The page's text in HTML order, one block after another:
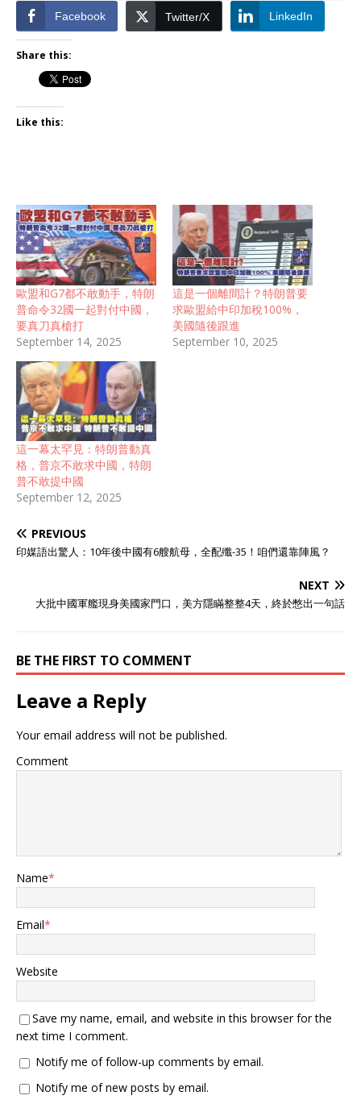
Facebook Twitter/X LinkedIn
Share this:
Like this:
歐盟和G7都不敢動手，特朗
普命令32國一起對付中國，
要真刀真槍打
September 14, 2025
這是一個離間計？特朗普要
求歐盟給中印加稅100%，
美國隨後跟進
September 10, 2025
這一幕太罕見：特朗普動真
格，普京不敢求中國，特朗
普不敢提中國
September 12, 2025
PREVIOUS
印媒語出驚人：10年後中國有6艘航母，全配殲-35！咱們還靠陣風？
NEXT
大批中國軍艦現身美國家門口，美方隱瞞整整4天，終於憋出一句話
BE THE FIRST TO COMMENT
Leave a Reply
Your email address will not be published.
Comment
Name*
Email*
Website
Save my name, email, and website in this browser for the
next time I comment.
Notify me of follow-up comments by email.
Notify me of new posts by email.